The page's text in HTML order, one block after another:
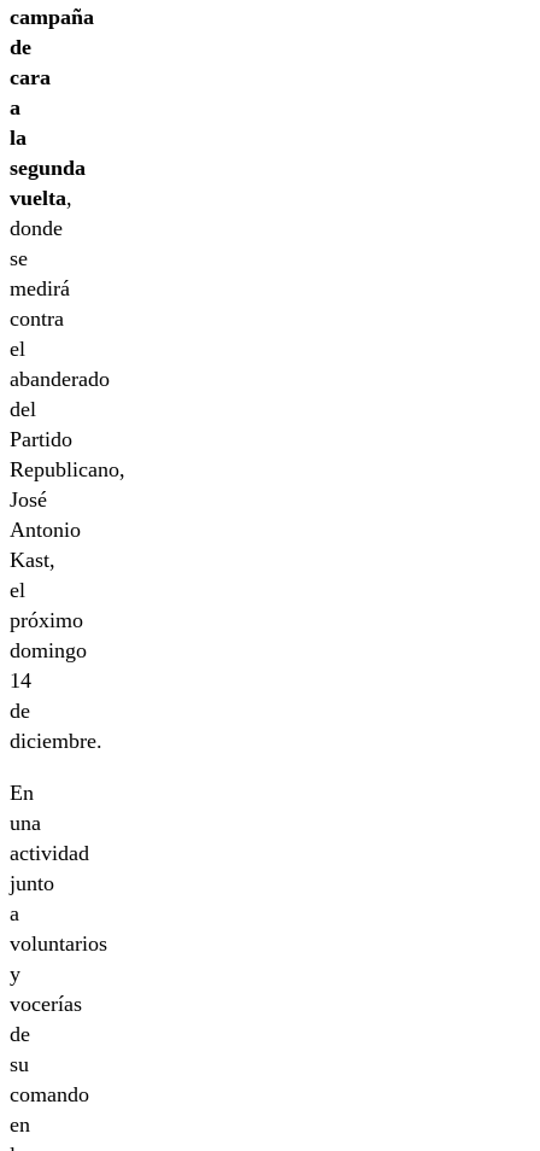
campaña
de
cara
a
la
segunda
vuelta,
donde
se
medirá
contra
el
abanderado
del
Partido
Republicano,
José
Antonio
Kast,
el
próximo
domingo
14
de
diciembre.
En
una
actividad
junto
a
voluntarios
y
vocerías
de
su
comando
en